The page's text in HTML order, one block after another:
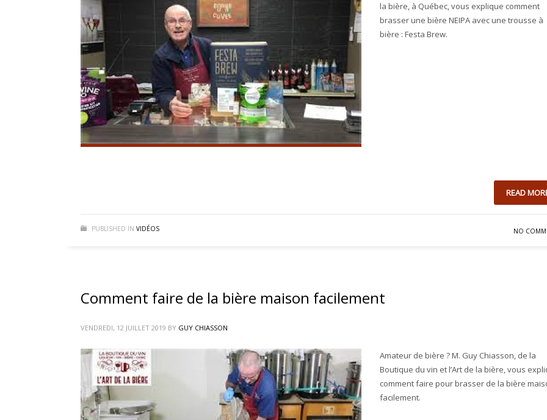
la bière, à Québec, vous explique comment
brasser une bière NEIPA avec une trousse à
bière : Festa Brew.
READ
PUBLISHED IN VIDÉOS NO
Comment faire de la bière maison facilement
VENDREDI, 12 JUILLET 2019 BY GUY CHIASSON
Amateur de bière ? M. Guy Chiasson, de la
Boutique du vin et l’Art de la bière, vous
comment faire pour brasser de la bière
facilement.